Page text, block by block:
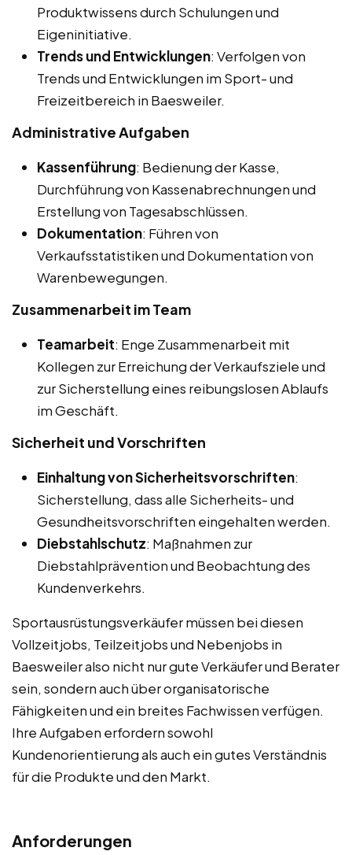
Produktwissens durch Schulungen und
Eigeninitiative.
Trends und Entwicklungen: Verfolgen von
Trends und Entwicklungen im Sport- und
Freizeitbereich in Baesweiler.
Administrative Aufgaben
Kassenführung: Bedienung der Kasse,
Durchführung von Kassenabrechnungen und
Erstellung von Tagesabschlüssen.
Dokumentation: Führen von
Verkaufsstatistiken und Dokumentation von
Warenbewegungen.
Zusammenarbeit im Team
Teamarbeit: Enge Zusammenarbeit mit
Kollegen zur Erreichung der Verkaufsziele und
zur Sicherstellung eines reibungslosen Ablaufs
im Geschäft.
Sicherheit und Vorschriften
Einhaltung von Sicherheitsvorschriften:
Sicherstellung, dass alle Sicherheits- und
Gesundheitsvorschriften eingehalten werden.
Diebstahlschutz: Maßnahmen zur
Diebstahlprävention und Beobachtung des
Kundenverkehrs.
Sportausrüstungsverkäufer müssen bei diesen
Vollzeitjobs, Teilzeitjobs und Nebenjobs in
Baesweiler also nicht nur gute Verkäufer und Berater
sein, sondern auch über organisatorische
Fähigkeiten und ein breites Fachwissen verfügen.
Ihre Aufgaben erfordern sowohl
Kundenorientierung als auch ein gutes Verständnis
für die Produkte und den Markt.
Anforderungen